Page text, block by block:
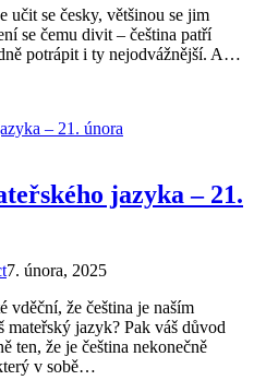
učit se česky, většinou se jim
se čemu divit – čeština patří
potrápit i ty nejodvážnější. A…
jazyka – 21.
7. února, 2025
vděční, že čeština je naším
jazyk? Pak váš důvod
ten, že je čeština nekonečně
v sobě…